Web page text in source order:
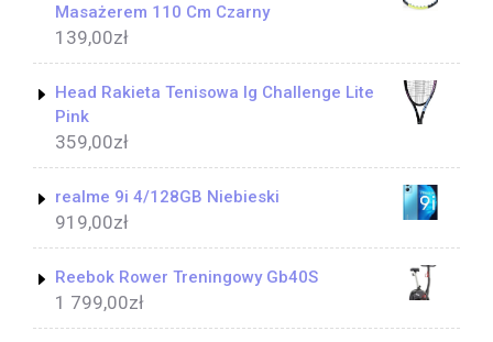
Masażerem 110 Cm Czarny
139,00zł
Head Rakieta Tenisowa Ig Challenge Lite
Pink
359,00zł
realme 9i 4/128GB Niebieski
919,00zł
Reebok Rower Treningowy Gb40S
1 799,00zł